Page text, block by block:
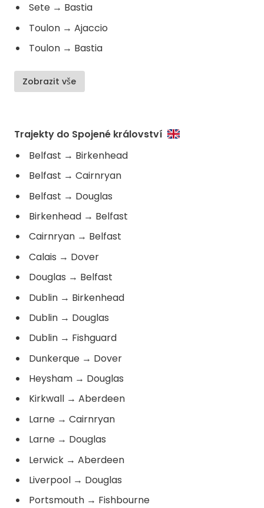
Sete → Bastia
Toulon → Ajaccio
Toulon → Bastia
Zobrazit vše
Trajekty do Spojené království
Belfast → Birkenhead
Belfast → Cairnryan
Belfast → Douglas
Birkenhead → Belfast
Cairnryan → Belfast
Calais → Dover
Douglas → Belfast
Dublin → Birkenhead
Dublin → Douglas
Dublin → Fishguard
Dunkerque → Dover
Heysham → Douglas
Kirkwall → Aberdeen
Larne → Cairnryan
Larne → Douglas
Lerwick → Aberdeen
Liverpool → Douglas
Portsmouth → Fishbourne